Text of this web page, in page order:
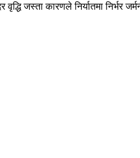
जस्ता कारणले निर्यातमा निर्भर